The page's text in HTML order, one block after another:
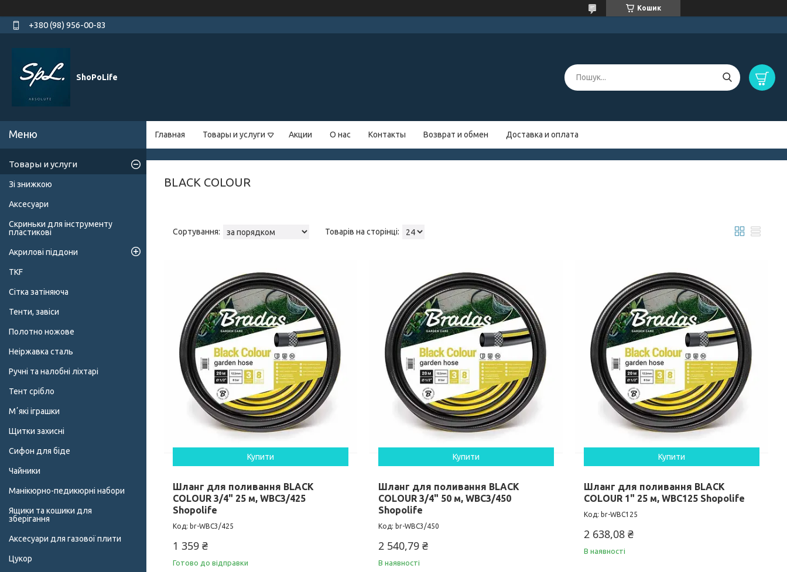
Кошик
+380 (98) 956-00-83
ShoPoLife
Главная Товары и услуги Акции О нас Контакты Возврат и обмен Доставка и оплата
BLACK COLOUR
Купити
Шланг для поливання BLACK
COLOUR 3/4" 25 м, WBC3/425
Shopolife
br-WBC3/425
1 359 ₴
Готово до відправки
Купити
Шланг для поливання BLACK
COLOUR 3/4" 50 м, WBC3/450
Shopolife
br-WBC3/450
2 540,79 ₴
В наявності
Купити
Шланг для поливання BLACK
COLOUR 1" 25 м, WBC125 Shopolife
br-WBC125
2 638,08 ₴
В наявності
Товары и услуги
Зі знижкою
Аксесуари
Скриньки для інструменту
пластикові
Акрилові піддони
TKF
Сітка затіняюча
Тенти, завіси
Полотно ножове
Неіржавка сталь
Ручні та налобні ліхтарі
Тент срібло
Мʼякі іграшки
Щитки захисні
Сифон для біде
Чайники
Манікюрно-педикюрні набори
Ящики та кошики для
зберігання
Аксесуари для газової плити
Цукор